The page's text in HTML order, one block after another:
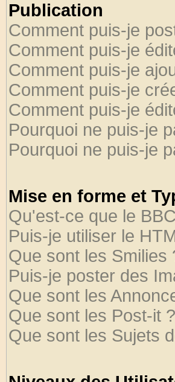
Publication
Comment puis-je
Comment puis-je
Comment puis-je
Comment puis-je
Comment puis-je
Pourquoi ne puis-je
Pourquoi ne puis-je
Mise en forme et
Qu'est-ce que le
Puis-je utiliser le
Que sont les Smilies
Puis-je poster des
Que sont les
Que sont les Post-it ?
Que sont les Sujets